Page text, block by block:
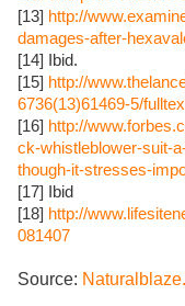
[13] http://
damages-after-
[14] Ibid.
[15] http://
6736(13)61469-5/
[16] http://
ck-whistleblower-suit-
though-it-stresses-
[17] Ibid
[18] http://
081407
Source: